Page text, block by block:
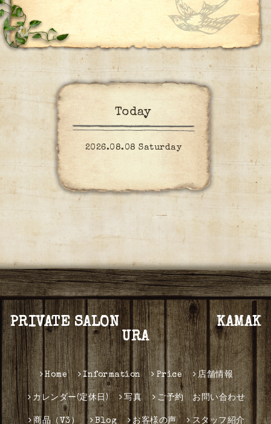
Today
2026.08.08 Saturday
PRIVATE SALON KAMAK
URA
Home Information Price 店舗情報
カレンダー(定休日) 写真 ご予約 お問い合わせ
商品（V3） Blog お客様の声 スタッフ紹介